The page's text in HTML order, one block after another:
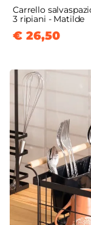
Carrello
3 ripiani - Matilde
€ 26,50